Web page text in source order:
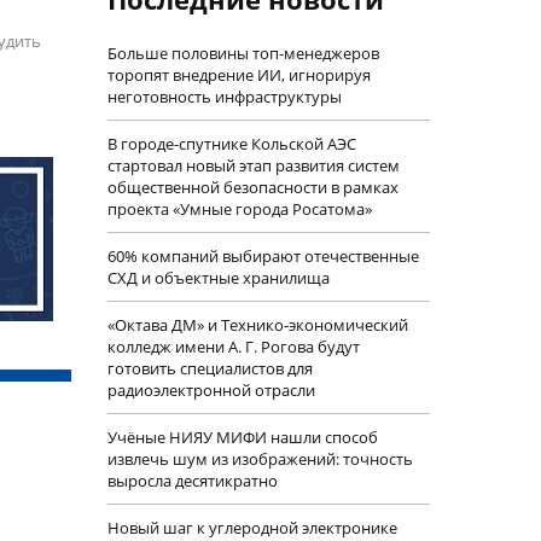
Больше половины топ-менеджеров
торопят внедрение ИИ, игнорируя
неготовность инфраструктуры
В городе-спутнике Кольской АЭС
стартовал новый этап развития систем
общественной безопасности в рамках
проекта «Умные города Росатома»
60% компаний выбирают отечественные
СХД и объектные хранилища
«Октава ДМ» и Технико-экономический
колледж имени А. Г. Рогова будут
готовить специалистов для
радиоэлектронной отрасли
Учëные НИЯУ МИФИ нашли способ
извлечь шум из изображений: точность
выросла десятикратно
Новый шаг к углеродной электронике